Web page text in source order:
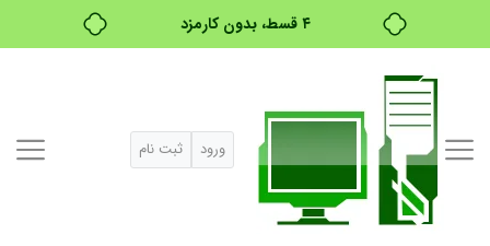
بدون ضامن، بدون سود
ورود ثبت نام